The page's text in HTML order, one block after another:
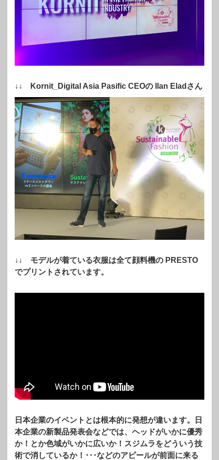
↓↓ Kornit_Digital Asia Pasific CEOの Ilan Eladさん
↓↓ モデルが着ている衣服は全て顔料機の PRESTO
でプリントされています。
日本企業のイベントとは根本的に発想が違います。日
本企業の新製品発表会などでは、ヘッドがいかに優秀
か！とか色域がいかに広いか！スジムラをどういう技
術で消しているか！･･･などのアピールが前面に来る